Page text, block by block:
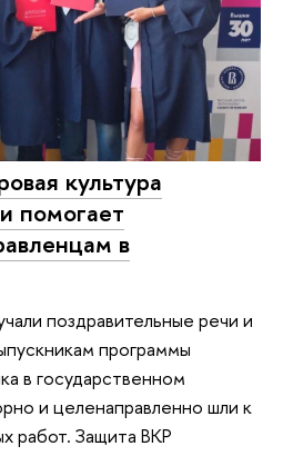
культура
помогает
в
поздравительные речи и
программы
в государственном
и целенаправленно шли к
работ. Защита ВКР